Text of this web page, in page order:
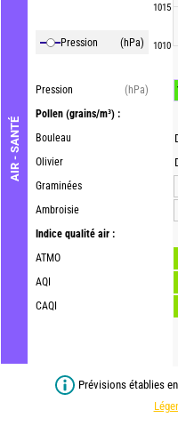
AIR - SANTÉ
Pression (hPa)
Pression
(hPa)
Pollen (grains/m³) :
Bouleau
Olivier
Graminées
Ambroisie
Indice qualité air :
ATMO
AQI
CAQI
1015
1010
Prévisions établies